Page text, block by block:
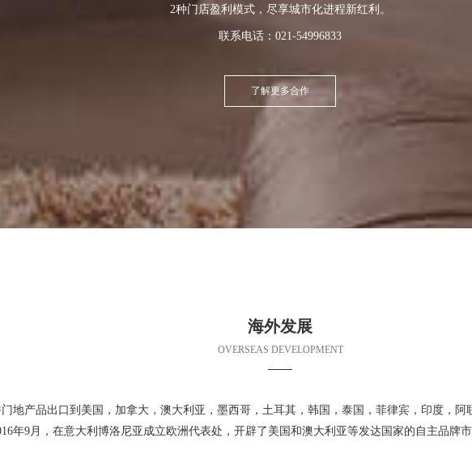
2种门店盈利模式，尽享城市化进程新红利。
联系电话：021-54996833
了解更多合作
海外发展
OVERSEAS DEVELOPMENT
地产品出口到美国，加拿大，澳大利亚，墨西哥，土耳其，韩国，泰国，菲律宾，印度，阿
年9月，在意大利博洛尼亚成立欧洲代表处，开辟了美国和澳大利亚等发达国家的自主品牌市